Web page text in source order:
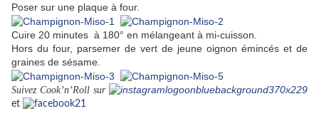
Poser sur une plaque à four.
Cuire 20 minutes à 180° en mélangeant à mi-cuisson.
Hors du four, parsemer de vert de jeune oignon émincés et de
graines de sésame.
Suivez Cook’n’Roll sur
et